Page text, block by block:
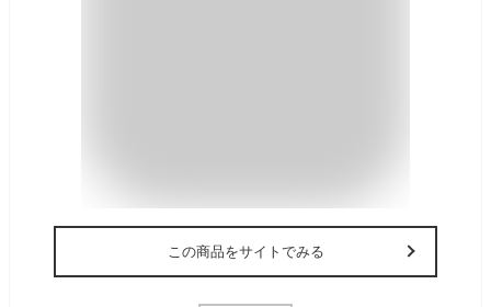
この商品をサイトでみる